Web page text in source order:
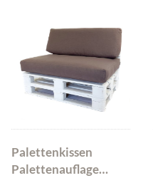
Palettenkissen
Palettenauflage